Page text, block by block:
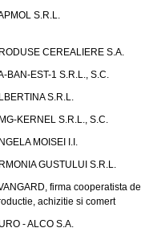
S.R.L.
CEREALIERE S.A.
BAN-EST-1 S.R.L., S.C.
S.R.L.
KERNEL S.R.L., S.C.
MOISEI I.I.
GUSTULUI S.R.L.
firma cooperatista de
achizitie si comert
- ALCO S.A.